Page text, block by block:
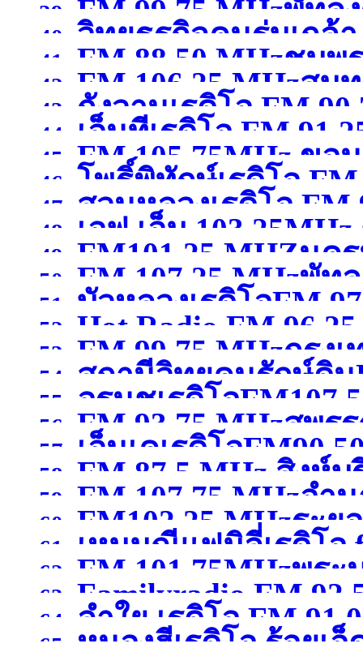
97.75MHzกรุงเทพมหา
39. FM 99.75 MHzพัทลุง
40. วิทยุธุรกิจคนร่มเกล้า
MHzกรุงเทพมหานคร(
41. FM 88.50 MHzชุมพ
42. FM 106.25 MHzสมุ
43.
กังวานเรดิโอ FM
สุพรรณบุรี )
44.
เอ็นทีเรดิโอ FM
)
45. FM 105.75MHz ขอ
46. โพธิ์พิทักษ์เรดิโอ
ขอนแก่น )
47.
สวนหลวงเรดิโอ
สมุทรสาคร )
48.
เอฟ.เอ็ม
นครสวรรค์ (จังหวัดนคร
49. FM101.25 MHZนค
50. FM 107.25 MHzพัท
51.
บัวหลวงเรดิโอFM
ปทุมธานี )
52. Hot Radio
สมุทรสาคร )
53. FM 99.75 MHzกรุง
กรุงเทพมหานคร )
54.
สถานีวิทยุคนรักษ์ดิน
เชียงใหม่ )
55. อรนุชเรดิโอ
56. FM 93.75 MHzสุพร
57. เอ็นเคเรดิโอ
58. FM 87.5 MHz สิงห์บุ
59. FM 107.75 MHzอำ
60. FM102.25 MHzระย
61.
เหมมณีแฟมิลี่เรดิโอ
นครศรีธรรมราช(จังหวั
62. FM 101.75MHzพร
พระนครศรีอยุธยา )
63. Familyradio FM
64. ลำใย เรดิโอ FM
65. หนองฮีเรดิโอ ร้อยเอ็